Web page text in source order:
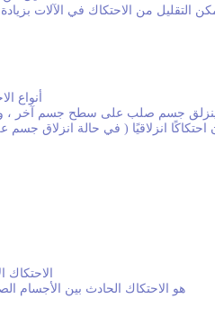
التقليل من الاحتكاك في الآلات
أنواع
ينزلق جسم صلب على سطح جسم آخر ،
احتكاكًا انزلاقيًا ( في حالة
الاحتكاك
هو الاحتكاك الحادث بين الأجسام